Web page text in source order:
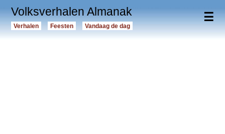
☰
Volksverhalen Almanak
Verhalen Feesten Vandaag de dag